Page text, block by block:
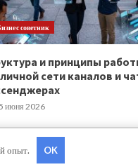
советник
и принципы
сети каналов и
июня 2026
опыт. OK